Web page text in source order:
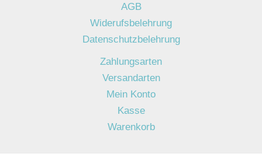
AGB
Widerufsbelehrung
Datenschutzbelehrung
Zahlungsarten
Versandarten
Mein Konto
Kasse
Warenkorb